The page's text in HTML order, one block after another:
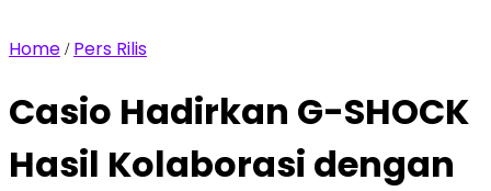
Home / Pers Rilis
Casio Hadirkan G-SHOCK
Hasil Kolaborasi dengan